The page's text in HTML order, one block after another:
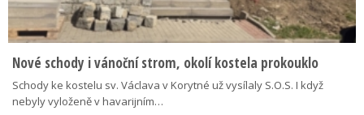
Nové schody i vánoční strom, okolí kostela prokouklo
Schody ke kostelu sv. Václava v Korytné už vysílaly S.O.S. I když
nebyly vyloženě v havarijním…